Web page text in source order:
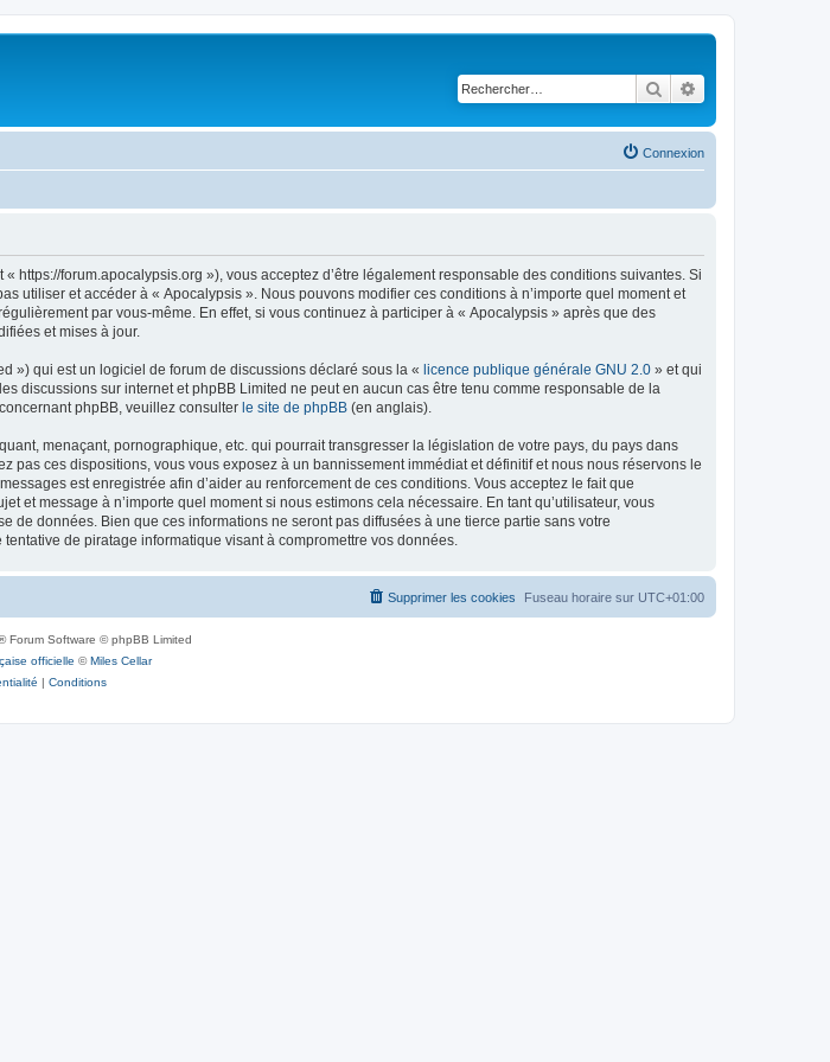
Rechercher
Connexion
forum.apocalypsis.org »), vous acceptez d’être légalement responsable des conditions suivantes. Si
utiliser et accéder à « Apocalypsis ». Nous pouvons modifier ces conditions à n’importe quel moment et
par vous-même. En effet, si vous continuez à participer à « Apocalypsis » après que des
et mises à jour.
») qui est un logiciel de forum de discussions déclaré sous la « licence publique générale GNU 2.0 » et qui
discussions sur internet et phpBB Limited ne peut en aucun cas être tenu comme responsable de la
phpBB, veuillez consulter le site de phpBB (en anglais).
menaçant, pornographique, etc. qui pourrait transgresser la législation de votre pays, du pays dans
ces dispositions, vous vous exposez à un bannissement immédiat et définitif et nous nous réservons le
est enregistrée afin d’aider au renforcement de ces conditions. Vous acceptez le fait que
et message à n’importe quel moment si nous estimons cela nécessaire. En tant qu’utilisateur, vous
données. Bien que ces informations ne seront pas diffusées à une tierce partie sans votre
de piratage informatique visant à compromettre vos données.
Fuseau horaire sur UTC+01:00
Supprimer les cookies
Forum Software © phpBB Limited
officielle ©Miles Cellar
| Conditions